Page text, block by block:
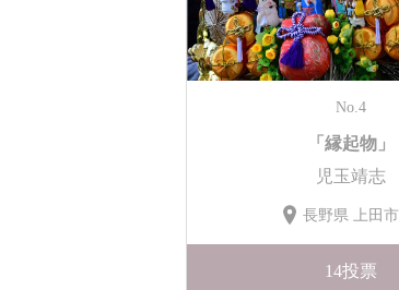
No.4
「縁起物」
児玉靖志
長野県 上田市
14投票